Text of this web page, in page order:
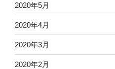
2020年5月
2020年4月
2020年3月
2020年2月